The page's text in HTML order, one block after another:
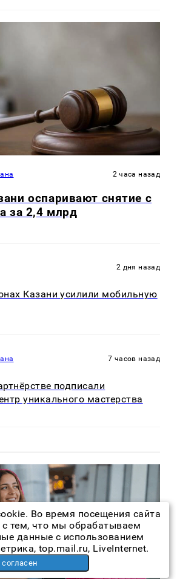
2 часа назад
оспаривают снятие с
за 2,4 млрд
2 дня назад
Казани усилили мобильную
7 часов назад
подписали
уникального мастерства
Во время посещения сайта
с тем, что мы обрабатываем
данные с использованием
top.mail.ru, LiveInternet.
согласен